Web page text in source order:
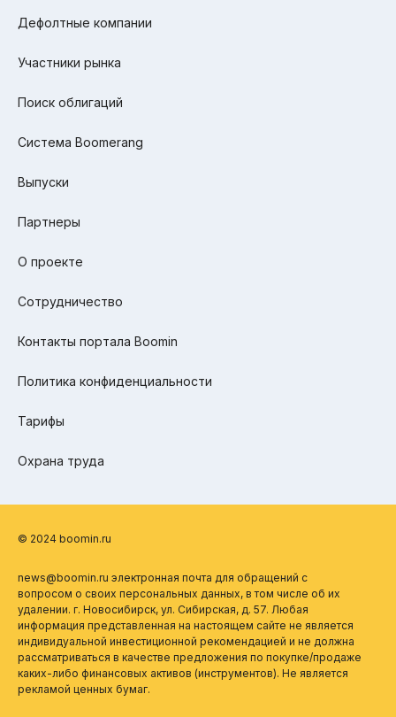
Дефолтные компании
Участники рынка
Поиск облигаций
Система Boomerang
Выпуски
Партнеры
О проекте
Сотрудничество
Контакты портала Boomin
Политика конфиденциальности
Тарифы
Охрана труда
© 2024 boomin.ru
news@boomin.ru электронная почта для обращений с
вопросом о своих персональных данных, в том числе об их
удалении. г. Новосибирск, ул. Сибирская, д. 57. Любая
информация представленная на настоящем сайте не является
индивидуальной инвестиционной рекомендацией и не должна
рассматриваться в качестве предложения по покупке/продаже
каких-либо финансовых активов (инструментов). Не является
рекламой ценных бумаг.